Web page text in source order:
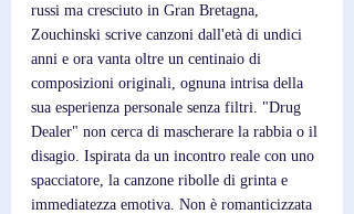
russi ma cresciuto in Gran Bretagna,
Zouchinski scrive canzoni dall'età di undici
anni e ora vanta oltre un centinaio di
composizioni originali, ognuna intrisa della
sua esperienza personale senza filtri. "Drug
Dealer" non cerca di mascherare la rabbia o il
disagio. Ispirata da un incontro reale con uno
spacciatore, la canzone ribolle di grinta e
immediatezza emotiva. Non è romanticizzata